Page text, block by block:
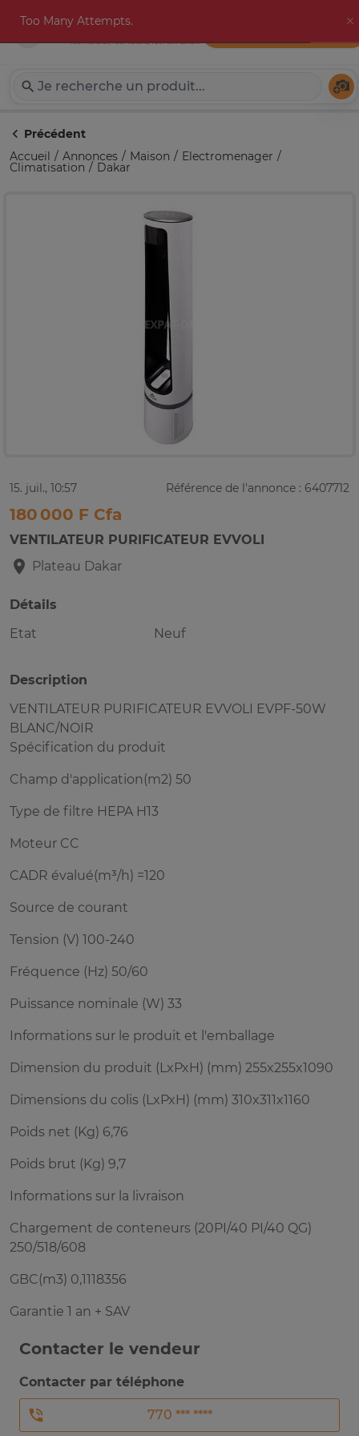
Expat-Dakar
Précédent
Accueil
Annonces Maison Electromenager
Climatisation Dakar
15. juil., 10:57 Référence de l'annonce : 6407712
180 000 F Cfa
VENTILATEUR PURIFICATEUR EVVOLI
Plateau Dakar
Détails
Etat
Neuf
Description
VENTILATEUR PURIFICATEUR EVVOLI EVPF-50W
BLANC/NOIR
Spécification du produit
Champ d'application(m2) 50
Type de filtre HEPA H13
Moteur CC
CADR évalué(m³/h) =120
Source de courant
Tension (V) 100-240
Fréquence (Hz) 50/60
Puissance nominale (W) 33
Informations sur le produit et l'emballage
Dimension du produit (LxPxH) (mm) 255x255x1090
Dimensions du colis (LxPxH) (mm) 310x311x1160
Poids net (Kg) 6,76
Poids brut (Kg) 9,7
Informations sur la livraison
Chargement de conteneurs (20PI/40 PI/40 QG)
250/518/608
GBC(m3) 0,1118356
Garantie 1 an + SAV
Contacter le vendeur
Contacter par téléphone
770 *** ****
Too Many Attempts.